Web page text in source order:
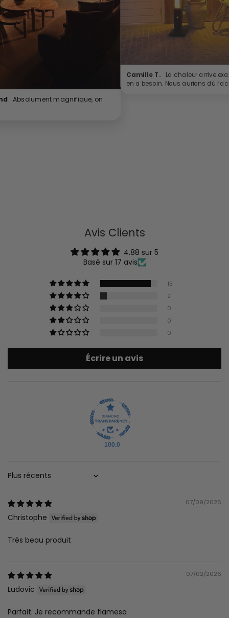
Absolument magnifique, on
Camille T. La chaleur arrive
en a besoin. Nous aurions dû
Avis Clients
4.88 sur 5
Basé sur 17 avis
15
2
0
0
0
Écrire un avis
100.0
Sort by
07/09/2026
Christophe
Très beau produit
07/02/2026
Ludovic
Parfait. Je recommande flamesa